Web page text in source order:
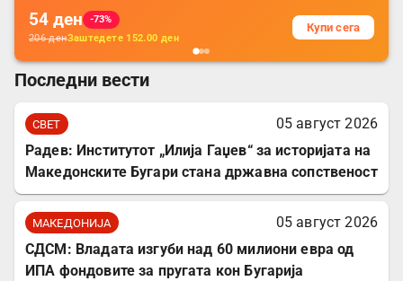
54 ден
-73%
206денЗаштедете 152.00 ден
Купи сега
Последни вести
СВЕТ
05 август 2026
Радев: Институтот „Илија Гаџев“ за историјата на
Македонските Бугари стана државна сопственост
МАКЕДОНИЈА
05 август 2026
СДСМ: Владата изгуби над 60 милиони евра од
ИПА фондовите за пругата кон Бугарија